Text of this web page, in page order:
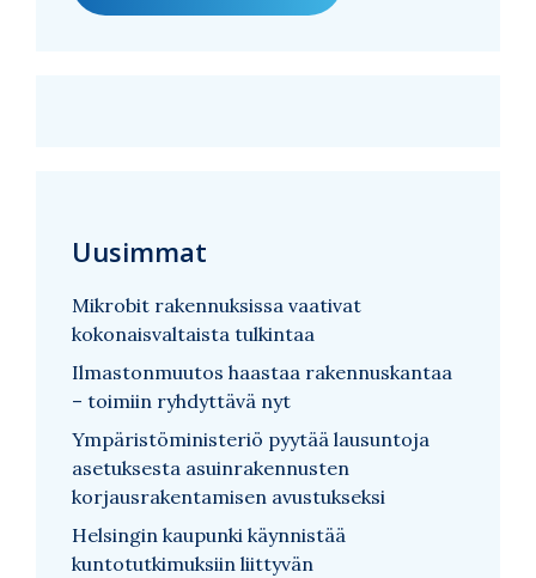
Uusimmat
Mikrobit rakennuksissa vaativat
kokonaisvaltaista tulkintaa
Ilmastonmuutos haastaa rakennuskantaa
– toimiin ryhdyttävä nyt
Ympäristöministeriö pyytää lausuntoja
asetuksesta asuinrakennusten
korjausrakentamisen avustukseksi
Helsingin kaupunki käynnistää
kuntotutkimuksiin liittyvän